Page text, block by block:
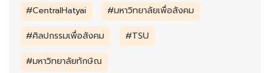
#CentralHatyai
#มหาวิทยาลัยเพื่อสังคม
#ศิลปกรรมเพื่อสังคม
#TSU
#มหาวิทยาลัยทักษิณ